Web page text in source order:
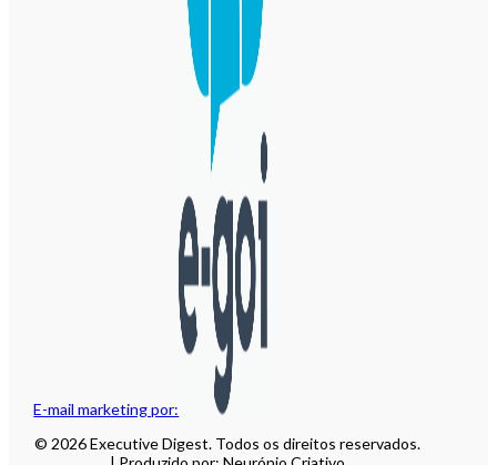
E-mail marketing por:
© 2026 Executive Digest. Todos os direitos reservados.